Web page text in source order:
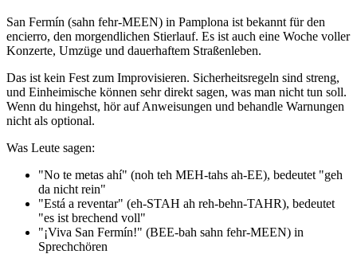
San Fermín (sahn fehr-MEEN) in Pamplona ist bekannt für den
encierro, den morgendlichen Stierlauf. Es ist auch eine Woche voller
Konzerte, Umzüge und dauerhaftem Straßenleben.
Das ist kein Fest zum Improvisieren. Sicherheitsregeln sind streng,
und Einheimische können sehr direkt sagen, was man nicht tun soll.
Wenn du hingehst, hör auf Anweisungen und behandle Warnungen
nicht als optional.
Was Leute sagen:
"No te metas ahí" (noh teh MEH-tahs ah-EE), bedeutet "geh
da nicht rein"
"Está a reventar" (eh-STAH ah reh-behn-TAHR), bedeutet
"es ist brechend voll"
"¡Viva San Fermín!" (BEE-bah sahn fehr-MEEN) in
Sprechchören